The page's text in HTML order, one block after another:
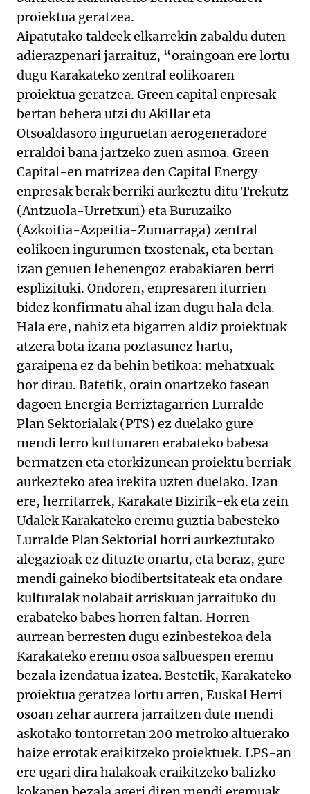
proiektua geratzea.
Aipatutako taldeek elkarrekin zabaldu duten
adierazpenari jarraituz, “oraingoan ere lortu
dugu Karakateko zentral eolikoaren
proiektua geratzea. Green capital enpresak
bertan behera utzi du Akillar eta
Otsoaldasoro inguruetan aerogeneradore
erraldoi bana jartzeko zuen asmoa. Green
Capital-en matrizea den Capital Energy
enpresak berak berriki aurkeztu ditu Trekutz
(Antzuola-Urretxun) eta Buruzaiko
(Azkoitia-Azpeitia-Zumarraga) zentral
eolikoen ingurumen txostenak, eta bertan
izan genuen lehenengoz erabakiaren berri
esplizituki. Ondoren, enpresaren iturrien
bidez konfirmatu ahal izan dugu hala dela.
Hala ere, nahiz eta bigarren aldiz proiektuak
atzera bota izana poztasunez hartu,
garaipena ez da behin betikoa: mehatxuak
hor dirau. Batetik, orain onartzeko fasean
dagoen Energia Berriztagarrien Lurralde
Plan Sektorialak (PTS) ez duelako gure
mendi lerro kuttunaren erabateko babesa
bermatzen eta etorkizunean proiektu berriak
aurkezteko atea irekita uzten duelako. Izan
ere, herritarrek, Karakate Bizirik-ek eta zein
Udalek Karakateko eremu guztia babesteko
Lurralde Plan Sektorial horri aurkeztutako
alegazioak ez dituzte onartu, eta beraz, gure
mendi gaineko biodibertsitateak eta ondare
kulturalak nolabait arriskuan jarraituko du
erabateko babes horren faltan. Horren
aurrean berresten dugu ezinbestekoa dela
Karakateko eremu osoa salbuespen eremu
bezala izendatua izatea. Bestetik, Karakateko
proiektua geratzea lortu arren, Euskal Herri
osoan zehar aurrera jarraitzen dute mendi
askotako tontorretan 200 metroko altuerako
haize errotak eraikitzeko proiektuek. LPS-an
ere ugari dira halakoak eraikitzeko balizko